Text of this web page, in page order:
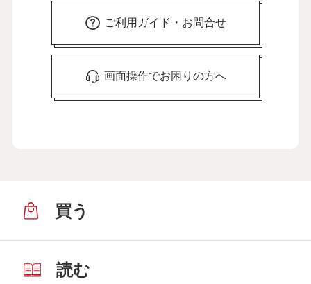
ご利用ガイド・お問合せ
画面操作でお困りの方へ
買う
読む